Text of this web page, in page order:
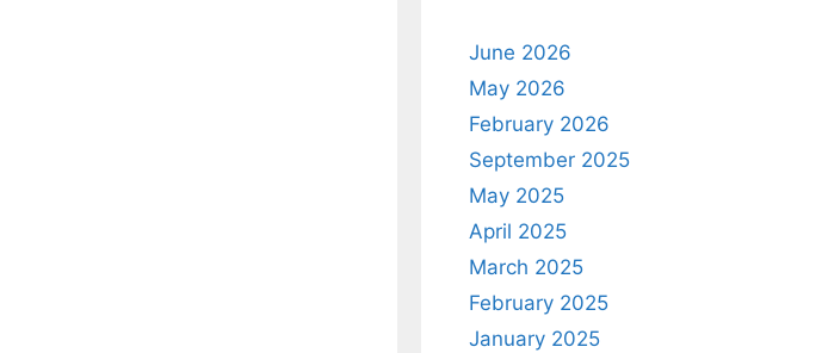
June 2026
May 2026
February 2026
September 2025
May 2025
April 2025
March 2025
February 2025
January 2025